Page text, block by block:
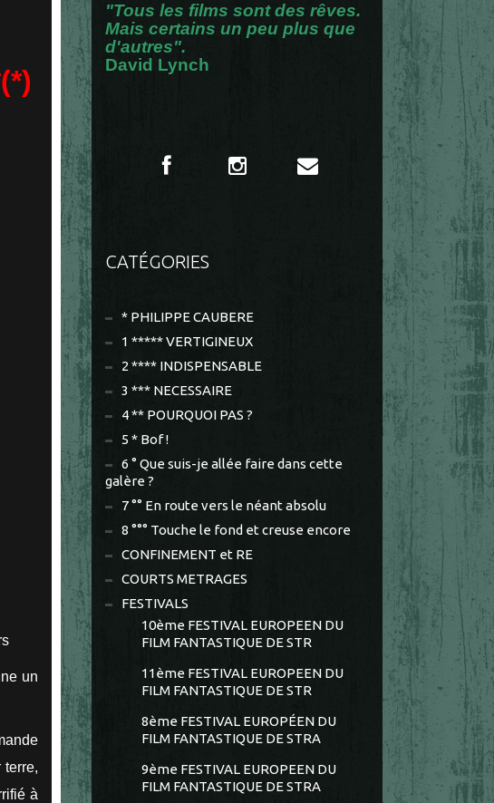
un
terre,
à
"Tous les films sont des rêves.
Mais certains un peu plus que
d'autres".
David Lynch
CATÉGORIES
* PHILIPPE CAUBERE
1 ***** VERTIGINEUX
2 **** INDISPENSABLE
3 *** NECESSAIRE
4 ** POURQUOI PAS ?
5 * Bof !
6 ° Que suis-je allée faire dans cette
galère ?
7 °° En route vers le néant absolu
8 °°° Touche le fond et creuse encore
CONFINEMENT et RE
COURTS METRAGES
FESTIVALS
10ème FESTIVAL EUROPEEN DU
FILM FANTASTIQUE DE STR
11ème FESTIVAL EUROPEEN DU
FILM FANTASTIQUE DE STR
8ème FESTIVAL EUROPÉEN DU
FILM FANTASTIQUE DE STRA
9ème FESTIVAL EUROPEEN DU
FILM FANTASTIQUE DE STRA